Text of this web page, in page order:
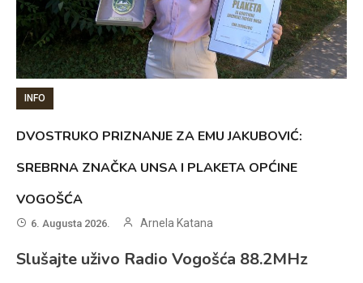
INFO
DVOSTRUKO PRIZNANJE ZA EMU JAKUBOVIĆ:
SREBRNA ZNAČKA UNSA I PLAKETA OPĆINE
VOGOŠĆA
6. Augusta 2026. Arnela Katana
Slušajte uživo Radio Vogošća 88.2MHz